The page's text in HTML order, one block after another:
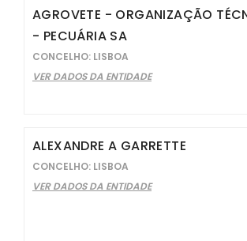
AGROVETE - ORGANIZAÇÃO
- PECUÁRIA SA
CONCELHO: LISBOA
VER DADOS DA ENTIDADE
ALEXANDRE A GARRETTE
CONCELHO: LISBOA
VER DADOS DA ENTIDADE